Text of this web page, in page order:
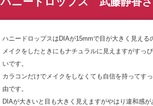
ハニードロップスはDIAが15mmで目が大きく見える
メイクをしたときにもナチュラルに見えますがすっ
いです。
カラコンだけでメイクをしなくても自信を持ってす
由です。
DIAが大きいと目も大きく見えますがやはり違和感